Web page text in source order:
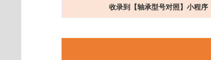
收录到 【轴承型号对照 】 小程序